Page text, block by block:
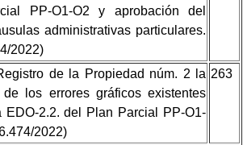
PP-O1-O2 y aprobación del
administrativas particulares.
2022)
de la Propiedad núm. 2 la
de los errores gráficos existentes
EDO-2.2. del Plan Parcial PP-O1-
2022)
263